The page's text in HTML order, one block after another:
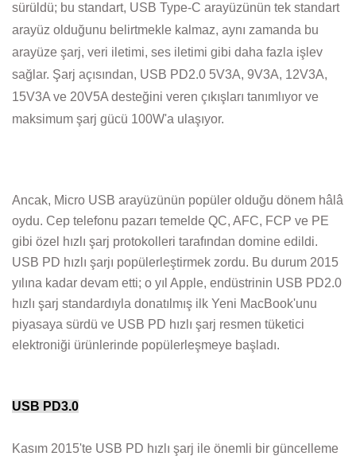
sürüldü; bu standart, USB Type-C arayüzünün tek standart
arayüz olduğunu belirtmekle kalmaz, aynı zamanda bu
arayüze şarj, veri iletimi, ses iletimi gibi daha fazla işlev
sağlar. Şarj açısından, USB PD2.0 5V3A, 9V3A, 12V3A,
15V3A ve 20V5A desteğini veren çıkışları tanımlıyor ve
maksimum şarj gücü 100W'a ulaşıyor.
Ancak, Micro USB arayüzünün popüler olduğu dönem hâlâ
oydu. Cep telefonu pazarı temelde QC, AFC, FCP ve PE
gibi özel hızlı şarj protokolleri tarafından domine edildi.
USB PD hızlı şarjı popülerleştirmek zordu. Bu durum 2015
yılına kadar devam etti; o yıl Apple, endüstrinin USB PD2.0
hızlı şarj standardıyla donatılmış ilk Yeni MacBook'unu
piyasaya sürdü ve USB PD hızlı şarj resmen tüketici
elektroniği ürünlerinde popülerleşmeye başladı.
USB PD3.0
Kasım 2015'te USB PD hızlı şarj ile önemli bir güncelleme